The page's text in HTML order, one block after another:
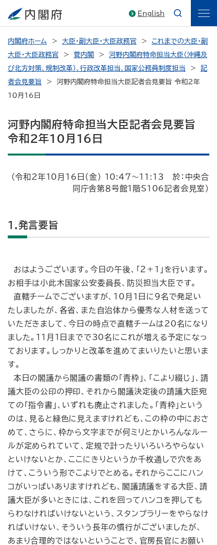
English
内閣府ホーム 大臣・副大臣・大臣政務官
これまでの大臣・副
大臣・大臣政務官
菅内閣
河野内閣府特命担当大臣（沖縄及
び北方対策、規制改革）、行政改革担当、国家公務員制度担当
記
者会見要旨
河野内閣府特命担当大臣記者会見要旨 令和2年
10月16日
河野内閣府特命担当大臣記者会見要旨
令和2年10月16日
（令和2年10月16日（金） 10:47～11:13 於：中央合
同庁舎第８号館1階S106記者会見室）
1.発言要旨
おはようございます。今日の午後、「２＋１」を行います。
お相手は小此木国家公安委員長、防災担当大臣です。
直轄チームでございますが、10月１日に９名で発足い
たしましたが、各省、また自治体から優秀な人材を送って
いただきまして、今日の時点で直轄チームは20名になり
ました。11月１日までで30名にこれが増える予定になっ
ております。しっかりと改革を進めてまいりたいと思いま
す。
本日の閣議から閣議の書類の「青枠」、「こより綴じ」、請
議大臣の公印の押印、それから閣議決定後の請議大臣宛
ての「指令書」、いずれも廃止されました。「青枠」という
のは、見ると緑色に見えますけれども、この枠の中におさ
めて、さらに、枠から文字までが何ミリとかいろんなルー
ルが定められていて、定規で計ったりいろいろやらない
といけないとか、ここにきりというか千枚通しで穴をあ
けて、こういう形でこよりでとめる。それからここにハン
コがいっぱいありますけれども、閣議請議をする大臣、請
議大臣が多いときには、これを回ってハンコを押しても
らわなければいけないという、スタンプラリーをやらなけ
ればいけない、そういう長年の慣行がございましたが、
あまり合理的ではないということで、官房長官にお願い